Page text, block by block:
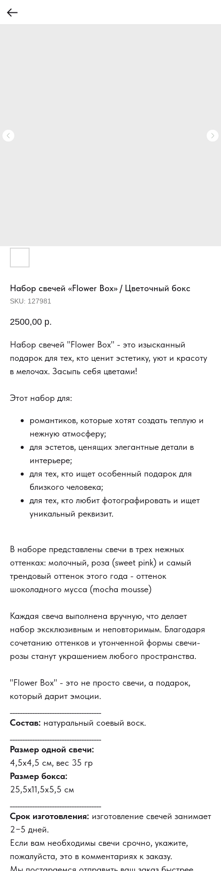
Набор свечей «Flower Box» / Цветочный бокс
SKU: 127981
2500,00 р.
Набор свечей "Flower Box" - это изысканный
подарок для тех, кто ценит эстетику, уют и красоту
в мелочах. Засыпь себя цветами!
Этот набор для:
романтиков, которые хотят создать теплую и
нежную атмосферу;
для эстетов, ценящих элегантные детали в
интерьере;
для тех, кто ищет особенный подарок для
близкого человека;
для тех, кто любит фотографировать и ищет
уникальный реквизит.
В наборе представлены свечи в трех нежных
оттенках: молочный, роза (sweet pink) и самый
трендовый оттенок этого года - оттенок
шоколадного мусса (mocha mousse)
Каждая свеча выполнена вручную, что делает
набор эксклюзивным и неповторимым. Благодаря
сочетанию оттенков и утонченной формы свечи-
розы станут украшением любого пространства.
"Flower Box" - это не просто свечи, а подарок,
который дарит эмоции.
Состав: натуральный соевый воск.
Размер одной свечи:
4,5х4,5 см, вес 35 гр
Размер бокса:
25,5х11,5х5,5 см
Срок изготовления: изготовление свечей занимает
2−5 дней.
Если вам необходимы свечи срочно, укажите,
пожалуйста, это в комментариях к заказу.